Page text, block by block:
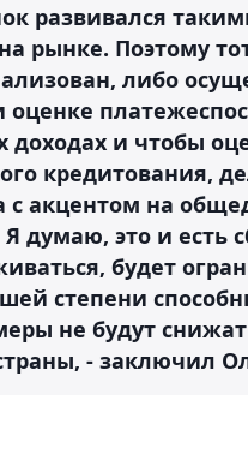
развивался
рынке. Поэтому
либо
и чтобы
кредитования,
с акцентом на
думаю, это и есть
будет
степени
не будут
- заключил